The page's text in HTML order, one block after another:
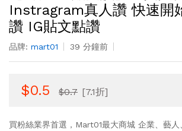
Instragram真人讚 快速開
讚 IG貼文點讚
品牌: mart01 39 分鐘前
$0.5 $0.7 [7.1折]
買粉絲業界首選，Mart01最大商城 企業、藝人